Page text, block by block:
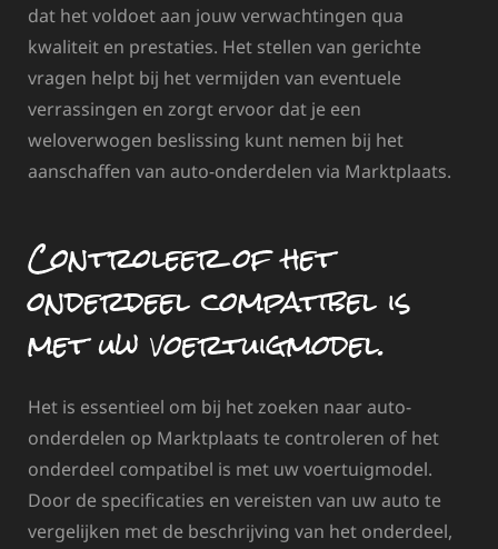
dat het voldoet aan jouw verwachtingen qua
kwaliteit en prestaties. Het stellen van gerichte
vragen helpt bij het vermijden van eventuele
verrassingen en zorgt ervoor dat je een
weloverwogen beslissing kunt nemen bij het
aanschaffen van auto-onderdelen via Marktplaats.
Controleer of het
onderdeel compatibel is
met uw voertuigmodel.
Het is essentieel om bij het zoeken naar auto-
onderdelen op Marktplaats te controleren of het
onderdeel compatibel is met uw voertuigmodel.
Door de specificaties en vereisten van uw auto te
vergelijken met de beschrijving van het onderdeel,